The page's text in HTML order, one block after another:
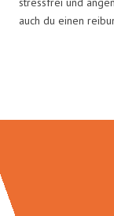
auch du einen